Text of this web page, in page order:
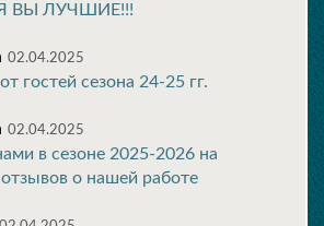
ВЫ ЛУЧШИЕ!!!
02.04.2025
гостей сезона 24-25 гг.
02.04.2025
в сезоне 2025-2026 на
о нашей работе